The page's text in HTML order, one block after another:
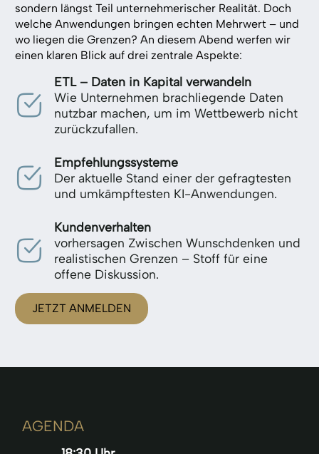
sondern längst Teil unternehmerischer Realität. Doch
welche Anwendungen bringen echten Mehrwert – und
wo liegen die Grenzen? An diesem Abend werfen wir
einen klaren Blick auf drei zentrale Aspekte:
ETL – Daten in Kapital verwandeln
Wie Unternehmen brachliegende Daten
nutzbar machen, um im Wettbewerb nicht
zurückzufallen.
Empfehlungssysteme
Der aktuelle Stand einer der gefragtesten
und umkämpftesten KI-Anwendungen.
Kundenverhalten
vorhersagen Zwischen Wunschdenken und
realistischen Grenzen – Stoff für eine
offene Diskussion.
JETZT ANMELDEN
AGENDA